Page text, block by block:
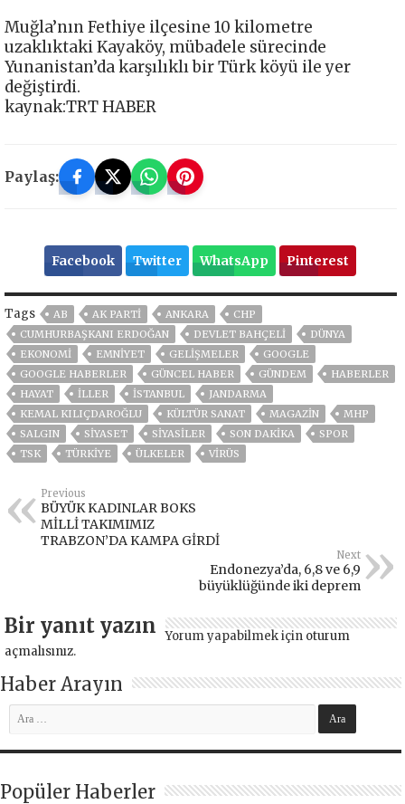
Muğla’nın Fethiye ilçesine 10 kilometre
uzaklıktaki Kayaköy, mübadele sürecinde
Yunanistan’da karşılıklı bir Türk köyü ile yer
değiştirdi.
kaynak:TRT HABER
Paylaş:
Facebook Twitter WhatsApp Pinterest
Tags AB AK PARTİ ANKARA
CHP
CUMHURBAŞKANI ERDOĞAN
DEVLET BAHÇELİ
DÜNYA
EKONOMİ
EMNİYET GELIŞMELER
GOOGLE
GOOGLE HABERLER
GÜNCEL HABER GÜNDEM
HABERLER
HAYAT
İLLER ISTANBUL
JANDARMA
KEMAL KILIÇDAROĞLU
KÜLTÜR SANAT MAGAZİN
MHP
SALGIN
SİYASET SİYASİLER SON DAKIKA
SPOR
TSK
TÜRKİYE ÜLKELER VIRÜS
Previous
BÜYÜK KADINLAR BOKS
MİLLİ TAKIMIMIZ
TRABZON’DA KAMPA GİRDİ
Next
Endonezya’da, 6,8 ve 6,9
büyüklüğünde iki deprem
Bir yanıt yazın Yorum yapabilmek için oturum
açmalısınız.
Haber Arayın
Popüler Haberler